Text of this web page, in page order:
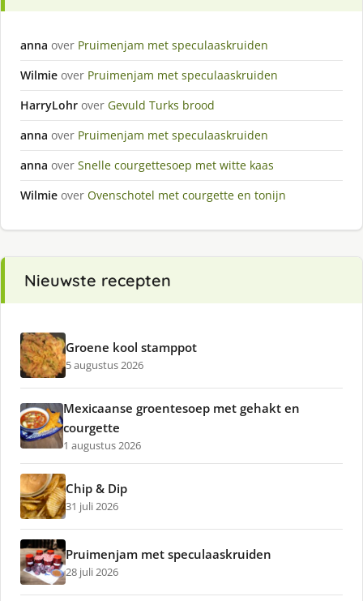
anna over Pruimenjam met speculaaskruiden
Wilmie over Pruimenjam met speculaaskruiden
HarryLohr over Gevuld Turks brood
anna over Pruimenjam met speculaaskruiden
anna over Snelle courgettesoep met witte kaas
Wilmie over Ovenschotel met courgette en tonijn
Nieuwste recepten
Groene kool stamppot
5 augustus 2026
Mexicaanse groentesoep met gehakt en
courgette
1 augustus 2026
Chip & Dip
31 juli 2026
Pruimenjam met speculaaskruiden
28 juli 2026